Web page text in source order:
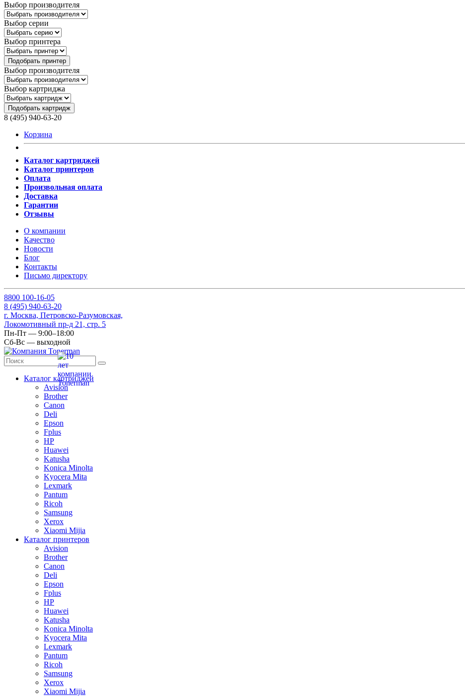
Выбор производителя
Выбор серии
Выбор принтера
Подобрать принтер
Выбор производителя
Выбор картриджа
Подобрать картридж
8 (495) 940-63-20
Корзина
Каталог картриджей
Каталог принтеров
Оплата
Произвольная оплата
Доставка
Гарантии
Отзывы
О компании
Качество
Новости
Блог
Контакты
Письмо директору
8800 100-16-05
8 (495) 940-63-20
г. Москва, Петровско-Разумовская,
Локомотивный пр-д 21, стр. 5
Пн-Пт — 9:00–18:00
Сб-Вс — выходной
Каталог картриджей
Avision
Brother
Canon
Deli
Epson
Fplus
HP
Huawei
Katusha
Konica Minolta
Kyocera Mita
Lexmark
Pantum
Ricoh
Samsung
Xerox
Xiaomi Mijia
Каталог принтеров
Avision
Brother
Canon
Deli
Epson
Fplus
HP
Huawei
Katusha
Konica Minolta
Kyocera Mita
Lexmark
Pantum
Ricoh
Samsung
Xerox
Xiaomi Mijia